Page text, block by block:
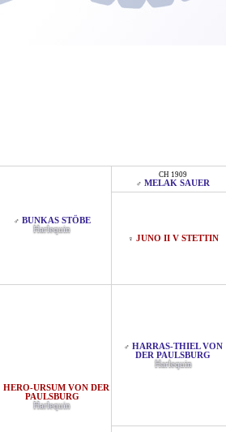
♂ BUNKAS STÖBE
Harlequin
CH 1909
♂ MELAK SAUER
♀ JUNO II V STETTIN
HERO-URSUM VON DER
PAULSBURG
Harlequin
♂ HARRAS-THIEL VON
DER PAULSBURG
Harlequin